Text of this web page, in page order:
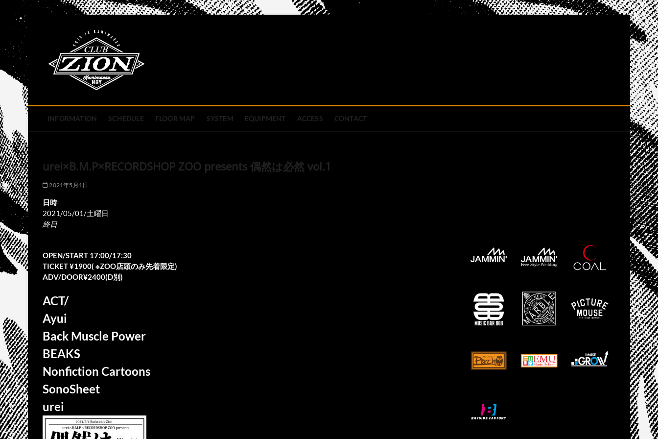
content
INFORMATION SCHEDULE FLOOR MAP SYSTEM EQUIPMENT ACCESS CONTACT
urei×B.M.P×RECORDSHOP ZOO presents 偶然は必然 vol.1
2021年5月1日
日時
2021/05/01/土曜日
終日
OPEN/START 17:00/17:30
TICKET ¥1900( ※ZOO店頭のみ先着限定)
ADV/DOOR¥2400(D別)
ACT/
Ayui
Back Muscle Power
BEAKS
Nonfiction Cartoons
SonoSheet
urei